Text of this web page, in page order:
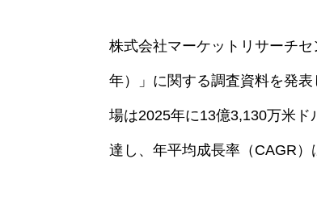
株式会社マーケットリサーチ
年）」に関する調査資料を発
場は2025年に13億3,130万米
達し、年平均成長率（CAGR）